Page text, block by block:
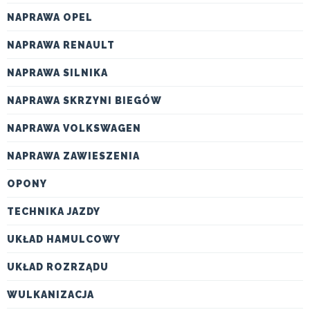
NAPRAWA OPEL
NAPRAWA RENAULT
NAPRAWA SILNIKA
NAPRAWA SKRZYNI BIEGÓW
NAPRAWA VOLKSWAGEN
NAPRAWA ZAWIESZENIA
OPONY
TECHNIKA JAZDY
UKŁAD HAMULCOWY
UKŁAD ROZRZĄDU
WULKANIZACJA